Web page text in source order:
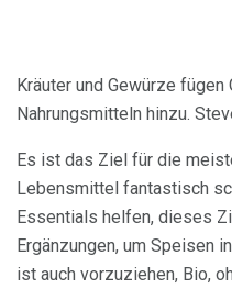
Kräuter und Gewürze
Nahrungsmitteln hinzu.
Es ist das Ziel für die
Lebensmittel fantastisch
Essentials helfen, dieses
Ergänzungen, um Speisen
ist auch vorzuziehen, Bio,